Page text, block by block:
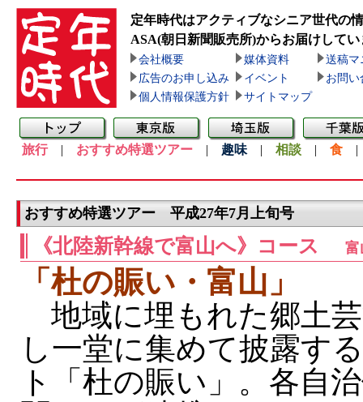
定年時代はアクティブなシニア世代の
ASA(朝日新聞販売所)からお届けしてい
会社概要 媒体資料
送稿マ
広告のお申し込み
イベント
お問い
個人情報保護方針
サイトマップ
旅行| おすすめ特選ツアー | 趣味 | 相談 | 食
おすすめ特選ツアー 平成27年7月上旬号
《北陸新幹線で富山へ》コース 富
「杜の賑い・富山」
地域に埋もれた郷土
し一堂に集めて披露す
ト「杜の賑い」。各自